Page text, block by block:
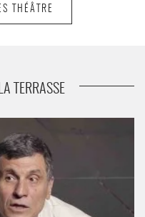
Le Faiseur
THÉÂTRE
TERRASSE